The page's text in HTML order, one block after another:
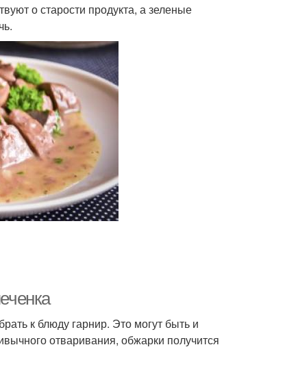
о старости продукта, а зеленые
к блюду гарнир. Это могут быть и
отваривания, обжарки получится